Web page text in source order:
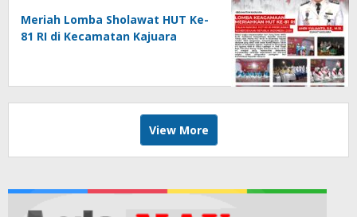
Meriah Lomba Sholawat HUT Ke-
81 RI di Kecamatan Kajuara
View More